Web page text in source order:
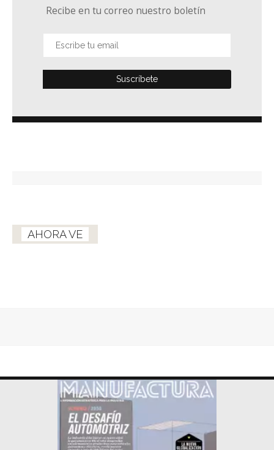
Recibe en tu correo nuestro boletín
AHORA VE